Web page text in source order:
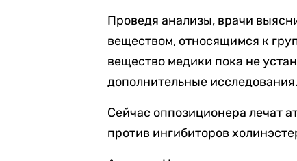
Проведя анализы, врачи
веществом, относящимся к
вещество медики пока не
дополнительные исследования.
Сейчас оппозиционера лечат
против ингибиторов